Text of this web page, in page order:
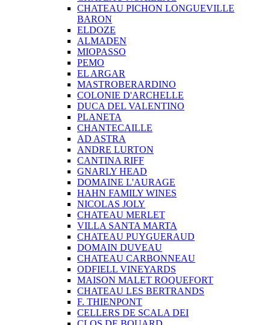
CHATEAU PICHON LONGUEVILLE
BARON
ELDOZE
ALMADEN
MIOPASSO
PEMO
EL ARGAR
MASTROBERARDINO
COLONIE D'ARCHELLE
DUCA DEL VALENTINO
PLANETA
CHANTECAILLE
AD ASTRA
ANDRE LURTON
CANTINA RIFF
GNARLY HEAD
DOMAINE L'AURAGE
HAHN FAMILY WINES
NICOLAS JOLY
CHATEAU MERLET
VILLA SANTA MARTA
CHATEAU PUYGUERAUD
DOMAIN DUVEAU
CHATEAU CARBONNEAU
ODFIELL VINEYARDS
MAISON MALET ROQUEFORT
CHATEAU LES BERTRANDS
F. THIENPONT
CELLERS DE SCALA DEI